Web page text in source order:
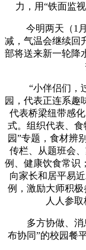
力，用“铁面监
今明两天（1月
减，气温会继续回
部将送来新一轮降
“小伴侣们，过
园，代表正连系趣
代表桥梁纽带感
式。组织代表、
园”专题，食材辨
传栏、从题班会
例、健康饮食常识
向家长和居平易
例，激励大师积极
人人参取
多方协做、消息
布协同”的校园餐